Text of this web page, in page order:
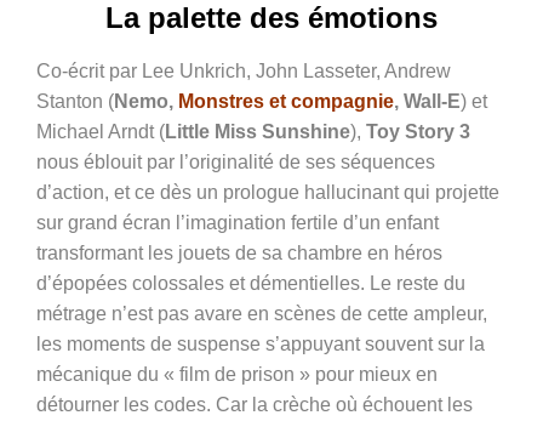
La palette des émotions
Co-écrit par Lee Unkrich, John Lasseter, Andrew
Stanton ( Nemo, Monstres et compagnie, Wall-E) et
Michael Arndt ( Little Miss Sunshine), Toy Story 3
nous éblouit par l’originalité de ses séquences
d’action, et ce dès un prologue hallucinant qui projette
sur grand écran l’imagination fertile d’un enfant
transformant les jouets de sa chambre en héros
d’épopées colossales et démentielles. Le reste du
métrage n’est pas avare en scènes de cette ampleur,
les moments de suspense s’appuyant souvent sur la
mécanique du « film de prison » pour mieux en
détourner les codes. Car la crèche où échouent les